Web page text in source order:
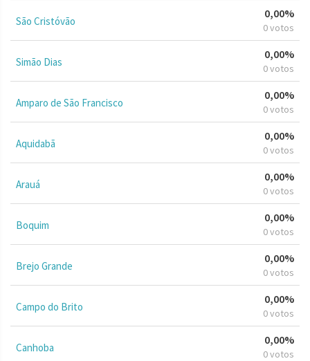
São Cristóvão
0,00%
0 votos
Simão Dias
0,00%
0 votos
Amparo de São Francisco
0,00%
0 votos
Aquidabã
0,00%
0 votos
Arauá
0,00%
0 votos
Boquim
0,00%
0 votos
Brejo Grande
0,00%
0 votos
Campo do Brito
0,00%
0 votos
Canhoba
0,00%
0 votos